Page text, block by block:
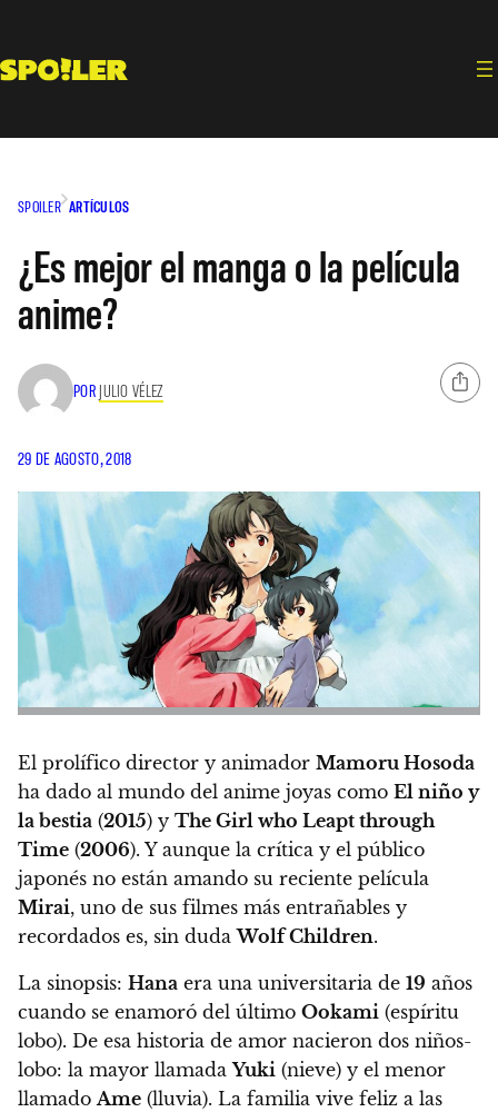
contenido
SPOILER ARTÍCULOS
¿Es mejor el manga o la película
anime?
POR JULIO VÉLEZ
29 DE AGOSTO, 2018
El prolífico director y animador Mamoru Hosoda
ha dado al mundo del anime joyas como El niño y
la bestia (2015) y The Girl who Leapt through
Time (2006). Y aunque la crítica y el público
japonés no están amando su reciente película
Mirai, uno de sus filmes más entrañables y
recordados es, sin dudaWolf Children.
La sinopsis: Hana era una universitaria de 19 años
cuando se enamoró del último Ookami (espíritu
lobo). De esa historia de amor nacieron dos niños-
lobo: la mayor llamadaYuki (nieve) y el menor
llamadoAme (lluvia). La familia vive feliz a las